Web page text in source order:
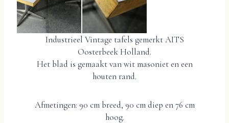
Industrieel Vintage tafels gemerkt AITS
Oosterbeek Holland.
Het blad is gemaakt van wit masoniet en een
houten rand.
Afmetingen: 90 cm breed, 90 cm diep en 76 cm
hoog.